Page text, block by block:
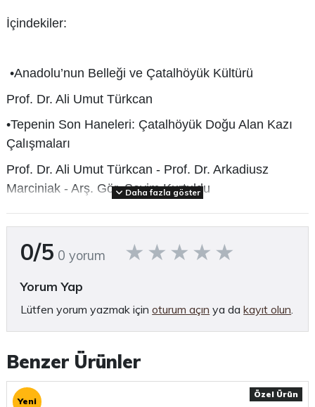
İçindekiler:
•Anadolu’nun Belleği ve Çatalhöyük Kültürü
Prof. Dr. Ali Umut Türkcan
•Tepenin Son Haneleri: Çatalhöyük Doğu Alan Kazı
Çalışmaları
Prof. Dr. Ali Umut Türkcan - Prof. Dr. Arkadiusz
Marciniak - Arş. Gör. Sevim Kurtuldu
•Vizyoner Bir Çatalhöyük Turizmi
Prof. Dr. Serap Özdöl Kutlu
Çatalhöyük’te Neolitik Çanak Çömleğin Bin Yıllık
Macerası
Prof. Dr. Serap Özdöl Kutlu
•Çatalhöyük ve Konya Ovası’nın Paleoiklimi
Prof. Dr. Bülent Arıkan
Çatalhöyük Ateşi: Neolitik Seramiklerin İzinde
Daha fazla göster
0/5 0 yorum
Yorum Yap
Lütfen yorum yazmak içinoturum açın ya dakayıt olun.
Benzer Ürünler
Özel Ürün
Yeni